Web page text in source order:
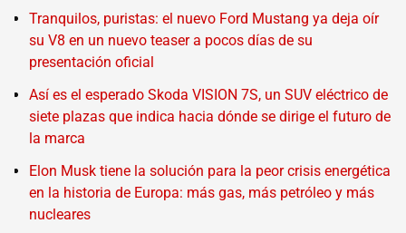
Tranquilos, puristas: el nuevo Ford Mustang ya deja oír
su V8 en un nuevo teaser a pocos días de su
presentación oficial
Así es el esperado Skoda VISION 7S, un SUV eléctrico de
siete plazas que indica hacia dónde se dirige el futuro de
la marca
Elon Musk tiene la solución para la peor crisis energética
en la historia de Europa: más gas, más petróleo y más
nucleares